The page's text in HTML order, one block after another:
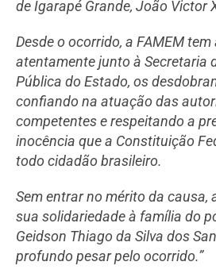
de Igarapé Grande, João Victor
Desde o ocorrido, a FAMEM
atentamente junto à Secretaria
Pública do Estado, os
confiando na atuação das
competentes e respeitando a
inocência que a Constituição
todo cidadão brasileiro.
Sem entrar no mérito da causa,
sua solidariedade à família do
Geidson Thiago da Silva dos
profundo pesar pelo ocorrido.”